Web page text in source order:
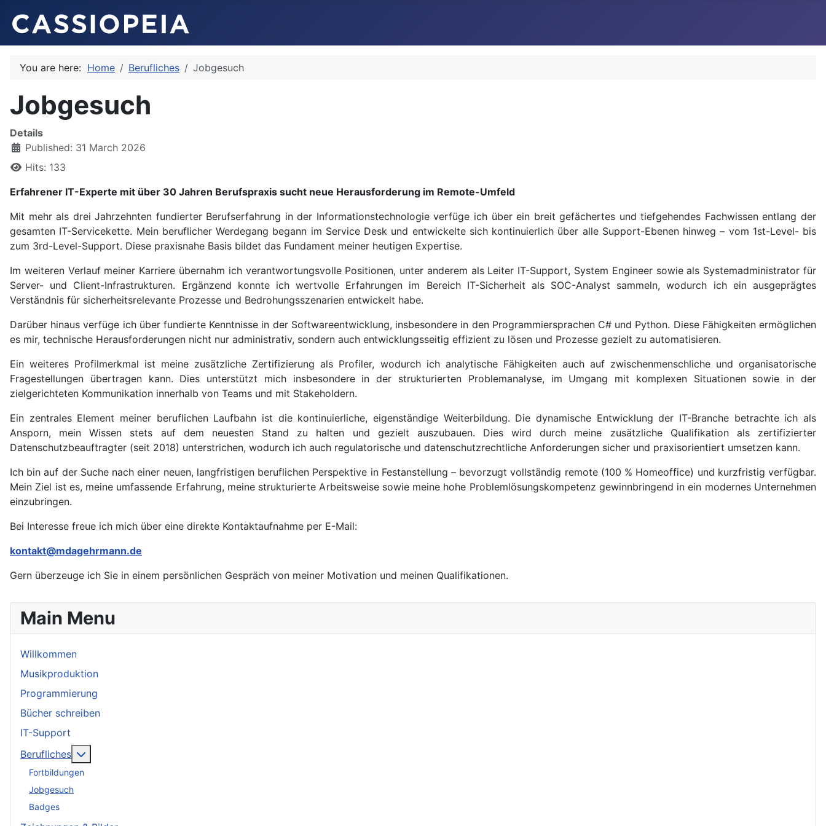
You are here: Home Berufliches Jobgesuch
Jobgesuch
Details
Published: 31 March 2026
Hits: 133
Erfahrener IT-Experte mit über 30 Jahren Berufspraxis sucht neue Herausforderung im Remote-Umfeld
Mit mehr als drei Jahrzehnten fundierter Berufserfahrung in der Informationstechnologie verfüge ich über ein breit gefächertes und tiefgehendes Fachwissen entlang der
gesamten IT-Servicekette. Mein beruflicher Werdegang begann im Service Desk und entwickelte sich kontinuierlich über alle Support-Ebenen hinweg – vom 1st-Level- bis
zum 3rd-Level-Support. Diese praxisnahe Basis bildet das Fundament meiner heutigen Expertise.
Im weiteren Verlauf meiner Karriere übernahm ich verantwortungsvolle Positionen, unter anderem als Leiter IT-Support, System Engineer sowie als Systemadministrator für
Server- und Client-Infrastrukturen. Ergänzend konnte ich wertvolle Erfahrungen im Bereich IT-Sicherheit als SOC-Analyst sammeln, wodurch ich ein ausgeprägtes
Verständnis für sicherheitsrelevante Prozesse und Bedrohungsszenarien entwickelt habe.
Darüber hinaus verfüge ich über fundierte Kenntnisse in der Softwareentwicklung, insbesondere in den Programmiersprachen C# und Python. Diese Fähigkeiten ermöglichen
es mir, technische Herausforderungen nicht nur administrativ, sondern auch entwicklungsseitig effizient zu lösen und Prozesse gezielt zu automatisieren.
Ein weiteres Profilmerkmal ist meine zusätzliche Zertifizierung als Profiler, wodurch ich analytische Fähigkeiten auch auf zwischenmenschliche und organisatorische
Fragestellungen übertragen kann. Dies unterstützt mich insbesondere in der strukturierten Problemanalyse, im Umgang mit komplexen Situationen sowie in der
zielgerichteten Kommunikation innerhalb von Teams und mit Stakeholdern.
Ein zentrales Element meiner beruflichen Laufbahn ist die kontinuierliche, eigenständige Weiterbildung. Die dynamische Entwicklung der IT-Branche betrachte ich als
Ansporn, mein Wissen stets auf dem neuesten Stand zu halten und gezielt auszubauen. Dies wird durch meine zusätzliche Qualifikation als zertifizierter
Datenschutzbeauftragter (seit 2018) unterstrichen, wodurch ich auch regulatorische und datenschutzrechtliche Anforderungen sicher und praxisorientiert umsetzen kann.
Ich bin auf der Suche nach einer neuen, langfristigen beruflichen Perspektive in Festanstellung – bevorzugt vollständig remote (100 % Homeoffice) und kurzfristig verfügbar.
Mein Ziel ist es, meine umfassende Erfahrung, meine strukturierte Arbeitsweise sowie meine hohe Problemlösungskompetenz gewinnbringend in ein modernes Unternehmen
einzubringen.
Bei Interesse freue ich mich über eine direkte Kontaktaufnahme per E-Mail:
kontakt@mdagehrmann.de
Gern überzeuge ich Sie in einem persönlichen Gespräch von meiner Motivation und meinen Qualifikationen.
Main Menu
Willkommen
Musikproduktion
Programmierung
Bücher schreiben
IT-Support
Berufliches
Fortbildungen
Jobgesuch
Badges